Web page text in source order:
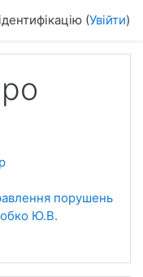
(Увійти)
порушень
Ю.В.